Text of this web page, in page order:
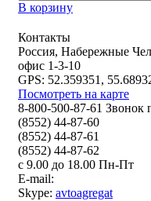
В корзину
Контакты
Россия, Набережные
офис 1-3-10
GPS: 52.359351,
Посмотреть на карте
8-800-500-87-61 Звонок
(8552) 44-87-60
(8552) 44-87-61
(8552) 44-87-62
с 9.00 до 18.00 Пн-Пт
E-mail:
Skype: avtoagregat